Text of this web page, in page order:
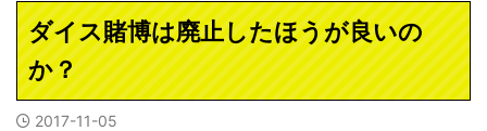
ダイス賭博は廃止したほうが良いの
か？
2017-11-05